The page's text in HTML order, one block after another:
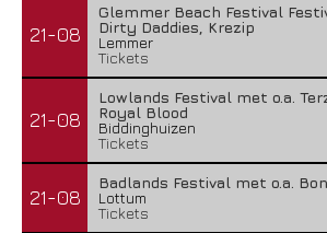
21-08
Glemmer Beach Festival
Dirty Daddies, Krezip
Lemmer
Tickets
21-08
Lowlands Festival met o.a.
Royal Blood
Biddinghuizen
Tickets
21-08
Badlands Festival met o.a.
Lottum
Tickets